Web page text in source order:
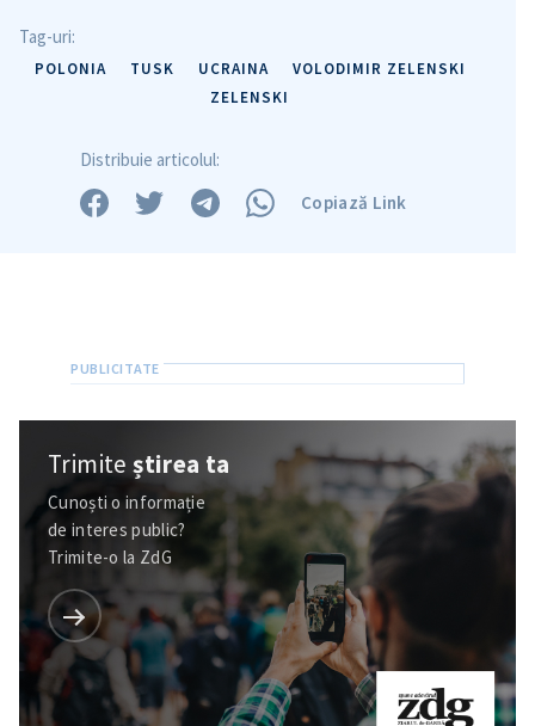
Tag-uri:
POLONIA TUSK UCRAINA
VOLODIMIR ZELENSKI
ZELENSKI
Distribuie articolul:
Copiază Link
Trimiteștirea ta
Cunoști o informație
de interes public?
Trimite-o la ZdG